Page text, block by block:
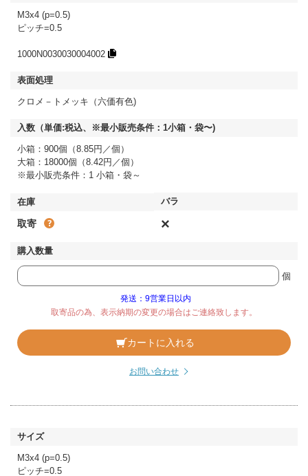
M3x4 (p=0.5)
ピッチ=0.5
1000N0030030004002
クロメ－トメッキ（六価有色)
小箱：900個（8.85円／個）
大箱：18000個（8.42円／個）
※最小販売条件：1 小箱・袋～
取寄 ×
個
発送：9営業日以内
取寄品の為、表示納期の変更の場合はご連絡致します。
カートに入れる
お問い合わせ
M3x4 (p=0.5)
ピッチ=0.5